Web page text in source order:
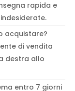
rapida e
acquistare?
di vendita
destra allo
entro 7 giorni